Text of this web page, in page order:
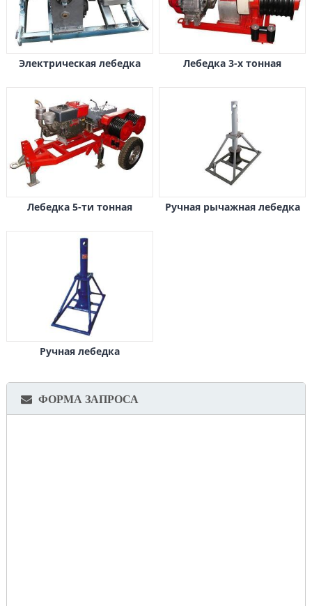
Электрическая лебедка Лебедка 3-х тонная
Лебедка 5-ти тонная Ручная рычажная лебедка
Ручная лебедка
ФОРМА ЗАПРОСА